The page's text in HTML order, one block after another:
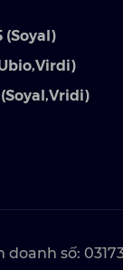
(Soyal)
doanh số: